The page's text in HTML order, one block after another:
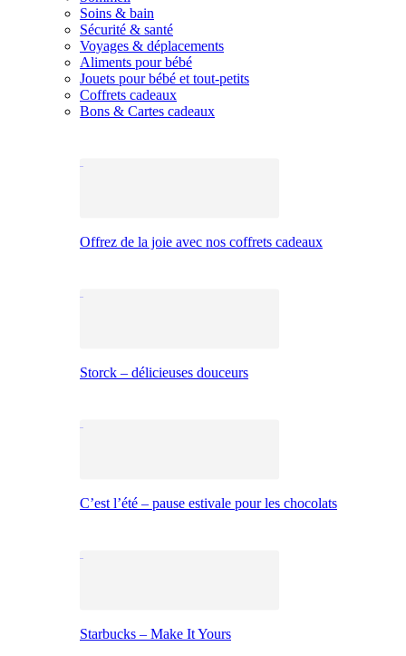
Soins & bain
Sécurité & santé
Voyages & déplacements
Aliments pour bébé
Jouets pour bébé et tout-petits
Coffrets cadeaux
Bons & Cartes cadeaux
Offrez de la joie avec nos coffrets cadeaux
Storck – délicieuses douceurs
C’est l’été – pause estivale pour les chocolats
Starbucks – Make It Yours